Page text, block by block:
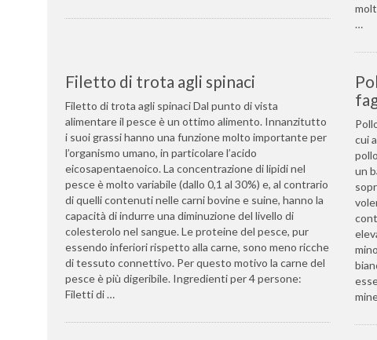
…
Filetto di trota agli spinaci
Filetto di trota agli spinaci Dal punto di vista
alimentare il pesce è un ottimo alimento. Innanzitutto
i suoi grassi hanno una funzione molto importante per
l’organismo umano, in particolare l’acido
eicosapentaenoico. La concentrazione di lipidi nel
pesce è molto variabile (dallo 0,1 al 30%) e, al contrario
di quelli contenuti nelle carni bovine e suine, hanno la
capacità di indurre una diminuzione del livello di
colesterolo nel sangue. Le proteine del pesce, pur
essendo inferiori rispetto alla carne, sono meno ricche
di tessuto connettivo. Per questo motivo la carne del
pesce è più digeribile. Ingredienti per 4 persone:
Filetti di …
cui
un